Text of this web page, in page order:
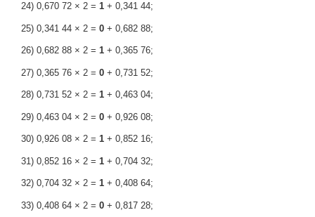
24) 0,670 72 × 2 = 1+ 0,341 44;
25) 0,341 44 × 2 = 0+ 0,682 88;
26) 0,682 88 × 2 = 1+ 0,365 76;
27) 0,365 76 × 2 = 0+ 0,731 52;
28) 0,731 52 × 2 = 1+ 0,463 04;
29) 0,463 04 × 2 = 0+ 0,926 08;
30) 0,926 08 × 2 = 1+ 0,852 16;
31) 0,852 16 × 2 = 1+ 0,704 32;
32) 0,704 32 × 2 = 1+ 0,408 64;
33) 0,408 64 × 2 = 0+ 0,817 28;